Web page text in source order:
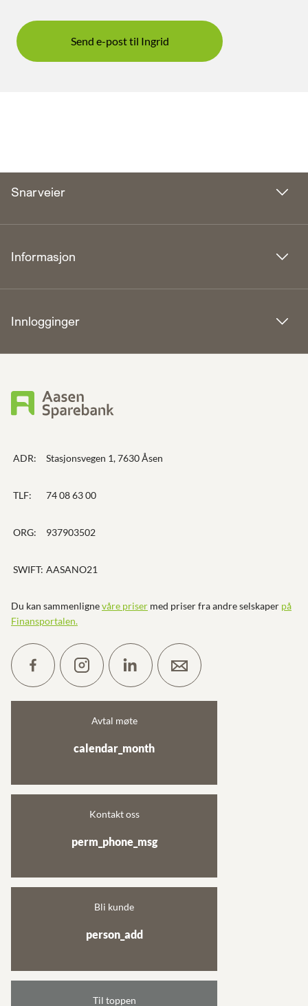
Send e-post til Ingrid
Snarveier
Informasjon
Innlogginger
ADR: Stasjonsvegen 1, 7630 Åsen
TLF: 74 08 63 00
ORG: 937903502
SWIFT: AASANO21
Du kan sammenlignevåre priser med priser fra andre selskaper på
Finansportalen.
Avtal møte
calendar_month
Kontakt oss
perm_phone_msg
Bli kunde
person_add
Til toppen